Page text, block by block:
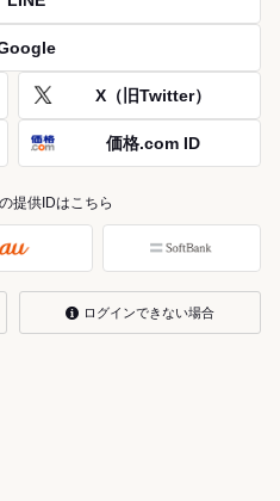
X（旧Twitter）
価格.com ID
提供IDはこちら
ログインできない場合